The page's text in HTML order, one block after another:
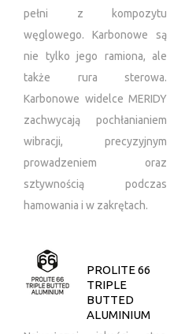
pełni z kompozytu
węglowego. Karbonowe są
nie tylko jego ramiona, ale
także rura sterowa.
Karbonowe widelce MERIDY
zachwycają pochłanianiem
wibracji, precyzyjnym
prowadzeniem oraz
sztywnością podczas
hamowania i w zakrętach.
PROLITE 66
TRIPLE
BUTTED
ALUMINIUM